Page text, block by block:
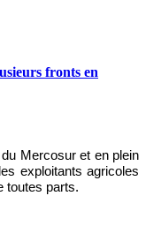
fronts en
Mercosur et en plein
exploitants agricoles
toutes parts.